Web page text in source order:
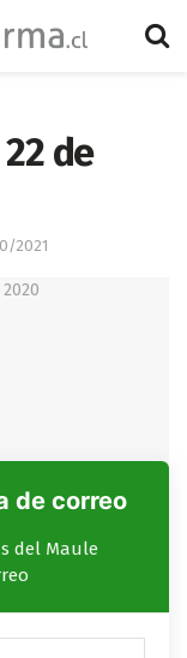
de
2021
de correo
del Maule